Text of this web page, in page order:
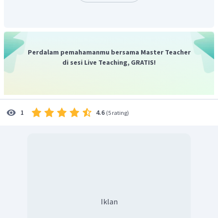
Perdalam pemahamanmu bersama Master Teacher
di sesi Live Teaching, GRATIS!
1 4.6 (5 rating)
Iklan